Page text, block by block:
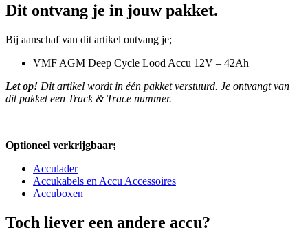
Dit ontvang je in jouw pakket.
Bij aanschaf van dit artikel ontvang je;
VMF AGM Deep Cycle Lood Accu 12V – 42Ah
Let op! Dit artikel wordt in één pakket verstuurd. Je ontvangt van
dit pakket een Track & Trace nummer.
Optioneel verkrijgbaar;
Acculader
Accukabels en Accu Accessoires
Accuboxen
Toch liever een andere accu?